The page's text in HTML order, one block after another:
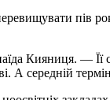
пів
Кияниця. —
А середній